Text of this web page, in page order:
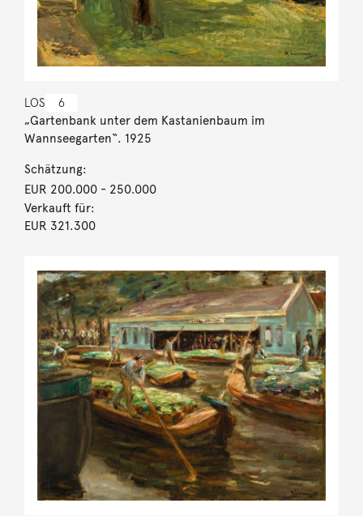
LOS 6
„Gartenbank unter dem Kastanienbaum im
Wannseegarten“. 1925
Schätzung:
EUR 200.000- 250.000
Verkauft für:
EUR 321.300